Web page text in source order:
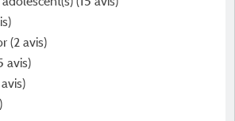
(2 avis)
avis)